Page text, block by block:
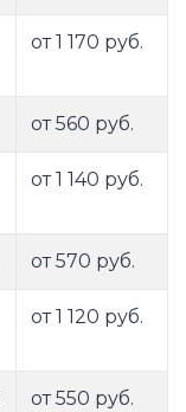
от 1 170 руб.
от 560 руб.
от 1 140 руб.
от 570 руб.
от 1 120 руб.
от 550 руб.